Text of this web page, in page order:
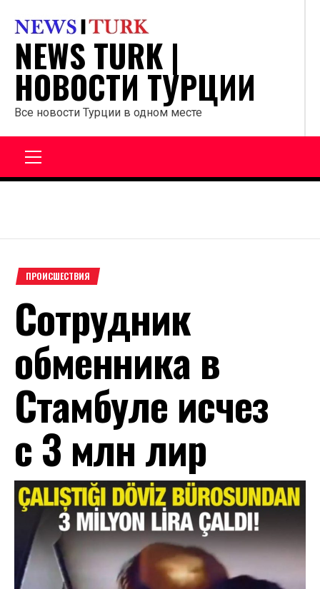
содержанию
NEWS TURK |
НОВОСТИ ТУРЦИИ
Все новости Турции в одном месте
ПРОИСШЕСТВИЯ
Сотрудник
обменника в
Стамбуле исчез
с 3 млн лир